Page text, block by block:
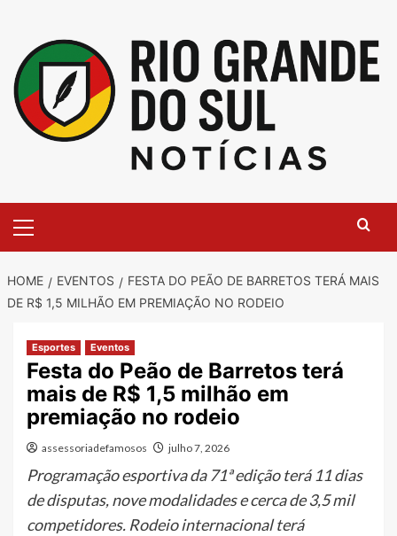
content
Menu
HOME EVENTOS
FESTA DO PEÃO DE BARRETOS TERÁ MAIS
DE R$ 1,5 MILHÃO EM PREMIAÇÃO NO RODEIO
Esportes Eventos
Festa do Peão de Barretos terá
mais de R$ 1,5 milhão em
premiação no rodeio
assessoriadefamosos julho 7, 2026
Programação esportiva da 71ª edição terá 11 dias
de disputas, nove modalidades e cerca de 3,5 mil
competidores. Rodeio internacional terá